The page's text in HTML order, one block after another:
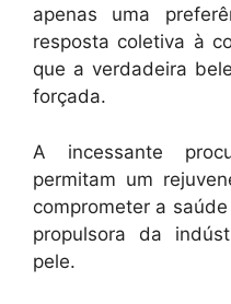
apenas uma
resposta coletiva à
que a verdadeira
forçada.
A incessante
permitam um
comprometer a
propulsora da
pele.